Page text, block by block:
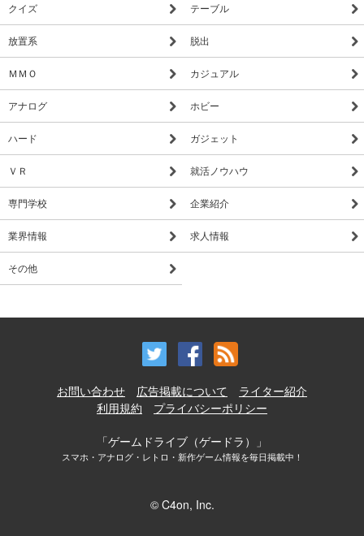
◇◆「ライブラリー」を集めよう◆◇
みつけたものは、宇宙船内の「ライブラリー」に記録されてゆ
きます。
どんどん集まっていくコレクションをながめるのも楽しみのひ
とつです。
コレクションのコンプリートを目指して、ぜひゲームを続けて
みてください。
©OBOKAIDEM ©PUMO
クイズ テーブル
放置系 脱出
ＭＭＯ カジュアル
アナログ ホビー
ハード ガジェット
ＶＲ 就活ノウハウ
専門学校 企業紹介
業界情報 求人情報
その他
お問い合わせ 広告掲載について
ライター紹介
利用規約
プライバシーポリシー
「ゲームドライブ（ゲードラ）」
スマホ・アナログ・レトロ・新作ゲーム情報を毎日掲載中！
© C4on, Inc.